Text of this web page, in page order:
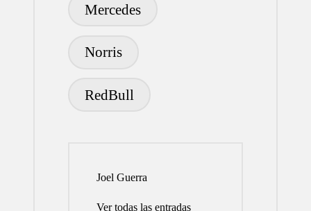
Mercedes
Norris
RedBull
Joel Guerra
Ver todas las entradas